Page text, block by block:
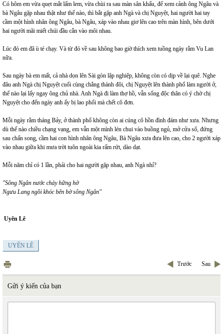
Có hôm em vừa quẹt mắt lấm lem, vừa chùi ra sau màn sân khấu, để xem cảnh ông Ngâu và
bà Ngâu gặp nhau thật như thế nào, thì bắt gặp anh Ngà và chị Nguyệt, hai người hai tay
cầm một hình nhân ông Ngâu, bà Ngâu, xáp vào nhau giơ lên cao trên màn hình, bên dưới
hai người mãi miết chúi đầu cắn vào môi nhau.
Lúc đó em đã ù té chạy. Và từ đó về sau không bao giờ thích xem tuồng ngày rằm Vu Lan
nữa.
Sau ngày bà em mất, cả nhà dọn lên Sài gòn lập nghiệp, không còn có dịp về lại quê. Nghe
đâu anh Ngà chị Nguyệt cuối cùng chẳng thành đôi, chị Nguyệt lên thành phố làm người ở,
thế nào lại lấy ngay ông chủ nhà. Anh Ngà đi làm thợ hồ, vẫn sống độc thân có ý chờ chị
Nguyệt cho đến ngày anh ấy bị lao phổi mà chết cô đơn.
Mỗi ngày rằm tháng Bảy, ở thành phố không còn ai cúng cô hồn đình đám như xưa. Nhưng
dù thế nào chiều chạng vạng, em vẫn một mình lén chui vào buồng ngủ, mở cửa sổ, đứng
sau chấn song, cầm hai con hình nhân ông Ngâu, Bà Ngâu xưa đưa lên cao, cho 2 người xáp
vào nhau giữa khi mưa trời tuôn ngoài kia rấm rứt, dào dạt.
Mỗi năm chỉ có 1 lần, phải cho hai người gặp nhau, anh Ngà nhỉ?
"Sông Ngân nước chảy hững hờ
Ngưu Lang ngồi khóc bên bờ sông Ngân"
Uyên Lê
UYÊN LÊ
Trước Sau
Gửi ý kiến của bạn